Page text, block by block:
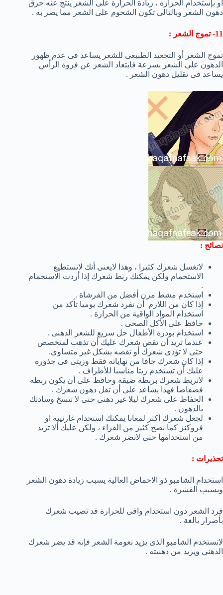
أو بإستخدام الحرارة ، زيادة الحرارة على الشعر ينتج عنه حرق
دهون الشعر وبالتالى تكون الشحوم على الشعر مما يضر به .
11- تموج الشعر :
تموج الشعر أو التجعيد الطبيعى للشعر يساعد فى عدم ظهور
الدهون على الشعر بسرعة فابتعاد الشعر عن فروة الرأس
يساعد فى تقليل دهون الشعر .
نصائح :
لاتغسل شعرك كثيرا ، وهذا لايعنى أنك لاتستطيع
الاستحمام ولكن يمكنك ربط شعرك إذا أردت الاستحمام
.
استخدم مشط مرن أفضل من الفرشاة .
إذا كان من اللازم أن تفرد شعرك يوميا تأكد من
استخدام المواد الواقية من الحرارة .
حافظ على الأكل الصحى .
استخدام بودرة الأطفال حل سريع للشعر الدهنى .
عندما تريد أن تقص شعرك عليك أن تذهب لمتخصص
حتى لا تؤذى شعرك أو تقصه بشكل غير متساوى.
إذا كان شعرك جافا من نهاياته فقط وزيتى فى جذوره
عليك أن تستخدم زيتا مناسبا للأطراف .
لاتربط شعرك بربطة ضيقة وحافظ على أن يكون ربطه
فضفاضا فهذا يساعد على أن تقل دهون شعرك .
الحفاظ على شعرك ليلا غير دهنى حتى لا تتسخ وسادتك
بالدهون .
لجعل شعرك أكثر لمعانا يمكنك استخدام غارنييه او
فروكنز كما نصح كثير من القراء ، ولكن عليك ألا تزيد
من استخدامها حتى لاتضر شعرك .
تحذيرات :
استخدام الشامبو ذو الاحماض العالية يسبب زيادة دهون الشعر
ويسبب القشرة .
فرد الشعر دون استخدام واقى للحرارة قد تصيب شعرك
بأضرار بالغة .
لاتستخدم الشامبو الذى يزيد نعومة الشعر فإنه قد يضر شعرك
الدهنى ويزيد من دهنيته .